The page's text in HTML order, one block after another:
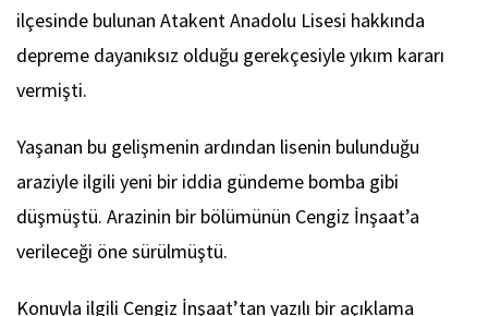
ilçesinde bulunan Atakent Anadolu Lisesi hakkında
depreme dayanıksız olduğu gerekçesiyle yıkım kararı
vermişti.
Yaşanan bu gelişmenin ardından lisenin bulunduğu
araziyle ilgili yeni bir iddia gündeme bomba gibi
düşmüştü. Arazinin bir bölümünün Cengiz İnşaat’a
verileceği öne sürülmüştü.
Konuyla ilgili Cengiz İnşaat’tan yazılı bir açıklama